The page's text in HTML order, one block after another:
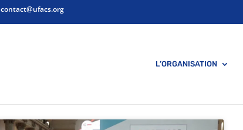
contact@ufacs.org
L’ORGANISATION